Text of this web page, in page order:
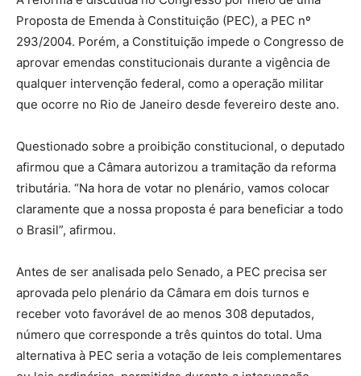
Proposta de Emenda à Constituição (PEC), a PEC nº
293/2004. Porém, a Constituição impede o Congresso de
aprovar emendas constitucionais durante a vigência de
qualquer intervenção federal, como a operação militar
que ocorre no Rio de Janeiro desde fevereiro deste ano.
Questionado sobre a proibição constitucional, o deputado
afirmou que a Câmara autorizou a tramitação da reforma
tributária. “Na hora de votar no plenário, vamos colocar
claramente que a nossa proposta é para beneficiar a todo
o Brasil”, afirmou.
Antes de ser analisada pelo Senado, a PEC precisa ser
aprovada pelo plenário da Câmara em dois turnos e
receber voto favorável de ao menos 308 deputados,
número que corresponde a três quintos do total. Uma
alternativa à PEC seria a votação de leis complementares